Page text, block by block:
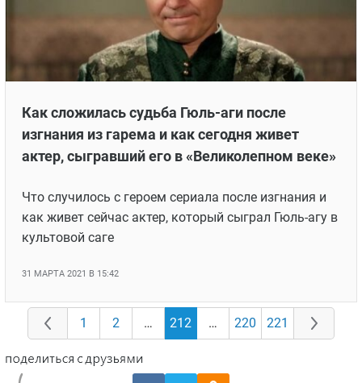
Как сложилась судьба Гюль-аги после
изгнания из гарема и как сегодня живет
актер, сыгравший его в «Великолепном веке»
Что случилось с героем сериала после изгнания и
как живет сейчас актер, который сыграл Гюль-агу в
культовой саге
31 МАРТА 2021 В 15:42
1 2 … 212 … 220 221